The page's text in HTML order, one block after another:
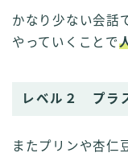
かなり少ない会話
やっていくことで
レベル２ プラ
またプリンや杏仁